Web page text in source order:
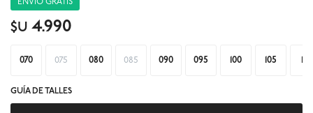
ENVIÓ GRATIS
$U 4.990
070 075 080 085 090 095 100 105
GUÍA DE TALLES
 